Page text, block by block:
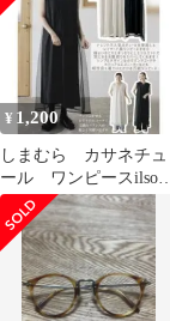
ビネーションフレーム
偏光レンズ ボストン サ
ングラス 眼鏡 アイウェ
ア 8990S 定価3.9万
▲054▼30811k01
¥ 1,200
しまむら カサネチュ
ール ワンピースilsore
by yoh